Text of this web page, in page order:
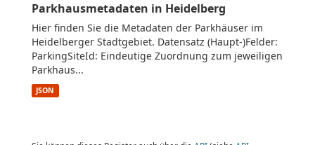
Parkhausmetadaten in Heidelberg
Hier finden Sie die Metadaten der Parkhäuser im
Heidelberger Stadtgebiet. Datensatz (Haupt-)Felder:
ParkingSiteId: Eindeutige Zuordnung zum jeweiligen
Parkhaus...
JSON